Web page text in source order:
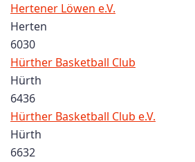
Hertener Löwen e.V.
Herten
6030
Hürther Basketball Club
Hürth
6436
Hürther Basketball Club e.V.
Hürth
6632